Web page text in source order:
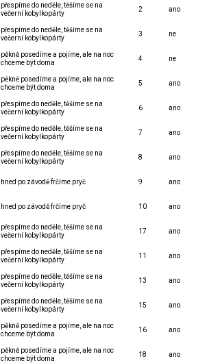
přespíme do neděle, těšíme se na
večerní kobylkopárty
2 ano
přespíme do neděle, těšíme se na
večerní kobylkopárty
3 ne
pěkně posedíme a pojíme, ale na noc
chceme být doma
4 ne
pěkně posedíme a pojíme, ale na noc
chceme být doma
5 ano
přespíme do neděle, těšíme se na
večerní kobylkopárty
6 ano
přespíme do neděle, těšíme se na
večerní kobylkopárty
7 ano
přespíme do neděle, těšíme se na
večerní kobylkopárty
8 ano
hned po závodě frčíme pryč 9 ano
hned po závodě frčíme pryč 10 ano
přespíme do neděle, těšíme se na
večerní kobylkopárty
17 ano
přespíme do neděle, těšíme se na
večerní kobylkopárty
11 ano
přespíme do neděle, těšíme se na
večerní kobylkopárty
13 ano
přespíme do neděle, těšíme se na
večerní kobylkopárty
15 ano
pěkně posedíme a pojíme, ale na noc
chceme být doma
16 ano
pěkně posedíme a pojíme, ale na noc
chceme být doma
18 ano